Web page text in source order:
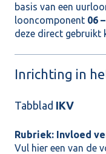
basis van een
looncomponent 06
deze direct gebruikt
Inrichting in
Tabblad IKV
Rubriek: Invloed
Vul hier een van de